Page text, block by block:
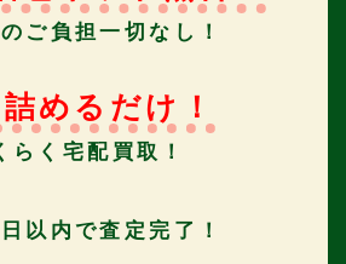
ご負担一切なし！
めるだけ！
らく宅配買取！
以内で査定完了！